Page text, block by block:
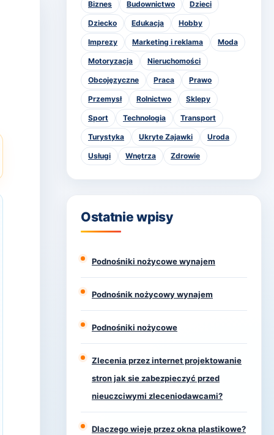
Biznes Budownictwo Dzieci
Dziecko Edukacja Hobby
Imprezy Marketing i reklama Moda
Motoryzacja Nieruchomości
Obcojęzyczne Praca Prawo
Przemysł Rolnictwo Sklepy
Sport Technologia Transport
Turystyka Ukryte Zajawki Uroda
Usługi Wnętrza Zdrowie
Ostatnie wpisy
Podnośniki nożycowe wynajem
Podnośnik nożycowy wynajem
Podnośniki nożycowe
Zlecenia przez internet projektowanie
stron jak sie zabezpieczyć przed
nieuczciwymi zleceniodawcami?
Dlaczego wieje przez okna plastikowe?